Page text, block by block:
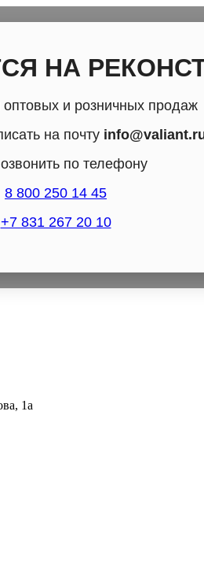
НА
и розничных продаж
на почту
по телефону
8 800 250 14 45
+7 831 267 20 10
1а